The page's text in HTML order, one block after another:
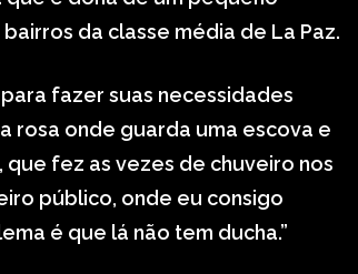
da classe média de La Paz.
fazer suas necessidades
rosa onde guarda uma escova e
fez as vezes de chuveiro nos
público, onde eu consigo
é que lá não tem ducha.”